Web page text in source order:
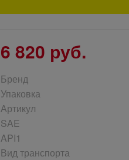
6 820 руб.
Бренд
Упаковка
Артикул
SAE
API1
Вид транспорта